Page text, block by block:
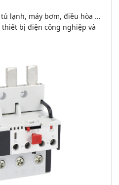
lạnh, máy bơm, điều hòa …
thiết bị điện công nghiệp và